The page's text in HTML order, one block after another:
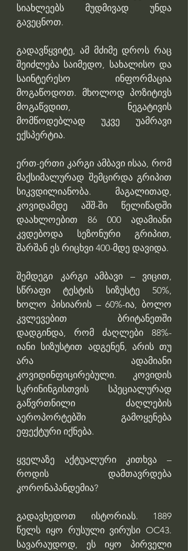
სიახლეებს მუდმივად უნდა
გავეცნოთ.
გადავწყვიტე, ამ მძიმე დროს რაც
შეიძლება საიმედო, სახალისო და
საინტერესო ინფორმაცია
მოგაწოდოთ. მხოლოდ პოზიტივს
მოგაწვდით, ნეგატივის
მომწოდებლად უკვე უამრავი
ექსპერტია.
ერთ-ერთი კარგი ამბავი ისაა, რომ
მაქსიმალურად შემცირდა გრიპით
სიკვდილიანობა. მაგალითად,
კოვიდამდე აშშ-ში წელიწადში
დაახლოებით 86 000 ადამიანი
კვდებოდა სეზონური გრიპით,
შარშან ეს რიცხვი 400-მდე დავიდა.
შემდეგი კარგი ამბავი – ვიცით,
სწრაფი ტესტის სიზუსტე 50%,
ხოლო პისიარის – 60%-ია, ბოლო
კვლევებით ბრიტანეთში
დადგინდა, რომ ძაღლები 88%-
იანი სიზუსტით ადგენენ, არის თუ
არა ადამიანი
კოვიდინფიცირებული. კოვიდის
სკრინინგისთვის სპეციალურად
გაწვრთნილი ძაღლების
აეროპორტებში გამოყენება
ეფექტური იქნება.
ყველაზე აქტუალური კითხვა –
როდის დამთავრდება
კორონაპანდემია?
გადავხედოთ ისტორიას. 1889
წელს იყო რუსული ვირუსი OC43.
სავარაუდოდ, ეს იყო პირველი